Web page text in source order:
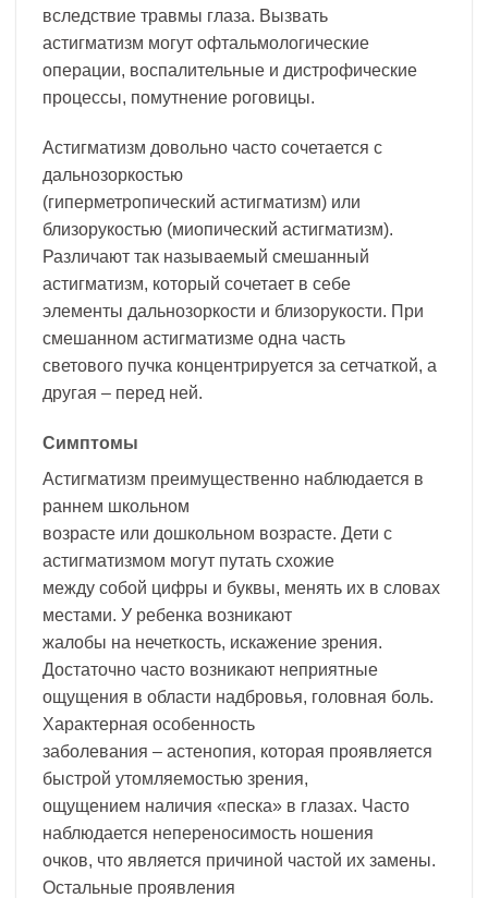
вследствие травмы глаза. Вызвать
астигматизм могут офтальмологические
операции, воспалительные и дистрофические
процессы, помутнение роговицы.
Астигматизм довольно часто сочетается с
дальнозоркостью
(гиперметропический астигматизм) или
близорукостью (миопический астигматизм).
Различают так называемый смешанный
астигматизм, который сочетает в себе
элементы дальнозоркости и близорукости. При
смешанном астигматизме одна часть
светового пучка концентрируется за сетчаткой, а
другая – перед ней.
Симптомы
Астигматизм преимущественно наблюдается в
раннем школьном
возрасте или дошкольном возрасте. Дети с
астигматизмом могут путать схожие
между собой цифры и буквы, менять их в словах
местами. У ребенка возникают
жалобы на нечеткость, искажение зрения.
Достаточно часто возникают неприятные
ощущения в области надбровья, головная боль.
Характерная особенность
заболевания – астенопия, которая проявляется
быстрой утомляемостью зрения,
ощущением наличия «песка» в глазах. Часто
наблюдается непереносимость ношения
очков, что является причиной частой их замены.
Остальные проявления